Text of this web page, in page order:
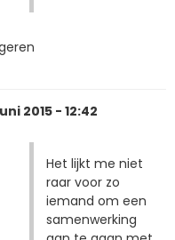
2015 - 12:42
Het lijkt me niet
raar voor zo
iemand om een
samenwerking